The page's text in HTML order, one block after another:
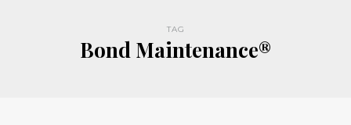
TAG
Bond Maintenance®